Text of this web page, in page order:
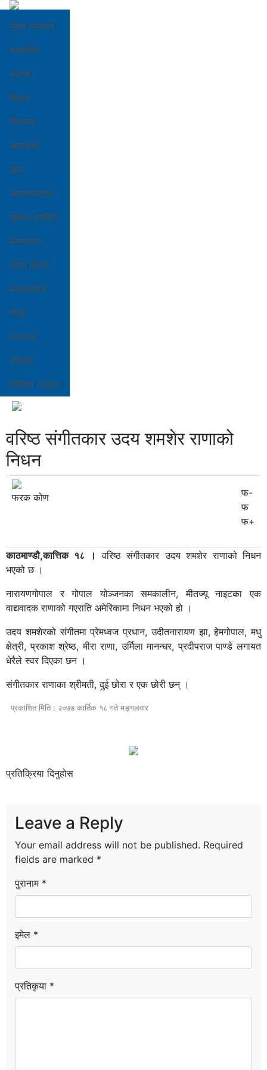
मुख्य समाचार
राजनीती
समाज
विचार
बिजनेस
अन्तर्वार्ता
खेल
अन्तरास्ट्रिय
सूचना-प्रबिधि
मनोरन्जन
फोटो फिचर
सम्पादकीय
शिक्षा
स्वास्थ्य
साहित्य
भिडियो ग्यालरी
वरिष्ठ संगीतकार उदय शमशेर राणाको
निधन
फरक कोण
फ-
फ
फ+
काठमाण्डौ,कात्तिक १८ । वरिष्ठ संगीतकार उदय शमशेर राणाको निधन
भएको छ ।
नारायणगोपाल र गोपाल योञ्जनका समकालीन, मीतज्यू नाइटका एक
वाद्यवादक राणाको गएराति अमेरिकामा निधन भएको हो ।
उदय शमशेरको संगीतमा प्रेमध्वज प्रधान, उदीतनारायण झा, हेमगोपाल, मधु
क्षेत्री, प्रकाश श्रेष्ठ, मीरा राणा, उर्मिला मानन्धर, प्रदीपराज पाण्डे लगायत
धेरैले स्वर दिएका छन ।
संगीतकार राणाका श्रीमती, दुई छोरा र एक छोरी छन् ।
प्रकाशित मिति : २०७७ कार्तिक १८ गते मङ्गलवार
प्रतिक्रिया दिनुहोस
Leave a Reply
Your email address will not be published. Required
fields are marked *
पुरानाम *
इमेल *
प्रतिकृया *